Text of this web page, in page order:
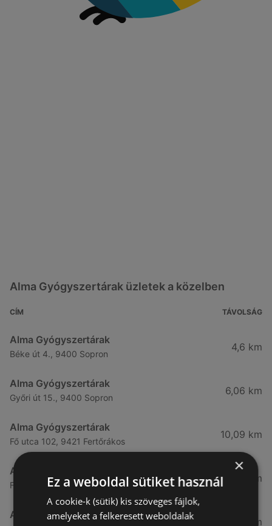
Alma Gyógyszertárak üzletek a közelben
CÍM TÁVOLSÁG
Alma Gyógyszertárak
Béke út 4., 9400 Sopron
4,6 km
Alma Gyógyszertárak
Győri út 15., 9400 Sopron
6,06 km
Alma Gyógyszertárak
Fő utca 102, 9421 Fertőrákos
10,09 km
Alma Gyógyszertárak
Fő Utca 102., 9421 Sopron
10,27 km
Alma Gyógyszertárak
21,83 km
×
Ez a weboldal sütiket használ
A cookie-k (sütik) kis szöveges fájlok,
amelyeket a felkeresett weboldalak